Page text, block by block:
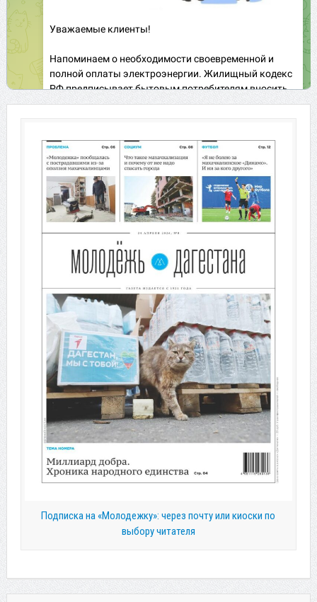
Подписка на «Молодежку»: через почту или киоски по
выбору читателя